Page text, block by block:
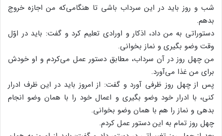
شب و روز باید در این سرداب باشی تا هنگامی‌که من اجازه خروج
بدهم.
دستوراتی به من داد، اذکار و اورادی تعلیم کرد و گفت: باید در اوّل
وقت وضو بگیری و نماز بخوانی.
من چهل روز در آن سرداب، مطابق دستور عمل می‌کردم و او خودش
برای من غذا می‌آورد.
پس از چهل روز ظرفی آورد و گفت: از امروز باید در این ظرف ادرار
کنی، با ادرار خود وضو بگیری و اعمال خود را با همان وضو انجام
بدهی و نماز را هم با همان وضو بخوانی.
چهل روز تمام به این دستور عمل کردم.